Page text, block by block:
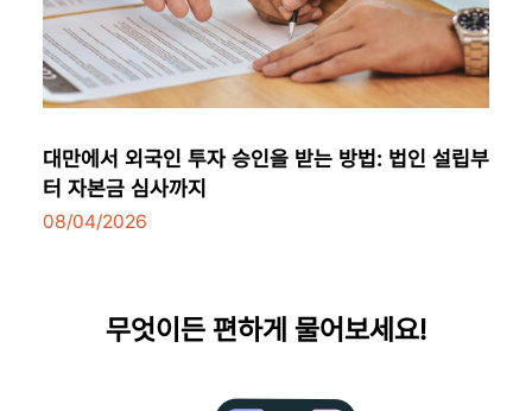
대만에서 외국인 투자 승인을 받는 방법: 법인 설립부
터 자본금 심사까지
08/04/2026
무엇이든 편하게 물어보세요!